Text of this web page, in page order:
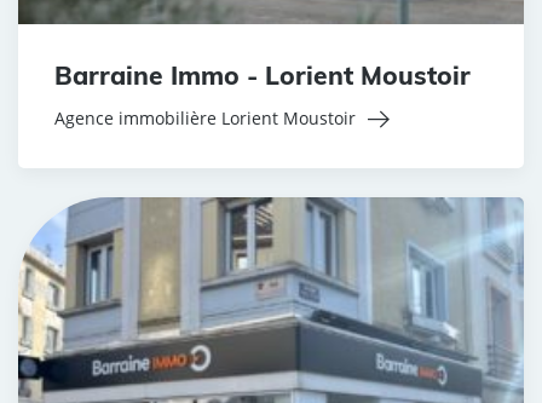
Barraine Immo - Lorient Moustoir
Agence immobilière Lorient Moustoir